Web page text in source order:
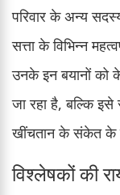
परिवार के अन्य
सत्ता के विभिन्न
उनके इन बयानों को
जा रहा है, बल्कि इसे
खींचतान के संकेत के
विश्लेषकों की